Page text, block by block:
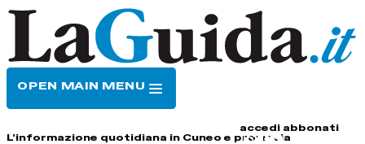
OPEN MAIN MENU
accedi abbonati
L'informazione quotidiana in Cuneo e provincia